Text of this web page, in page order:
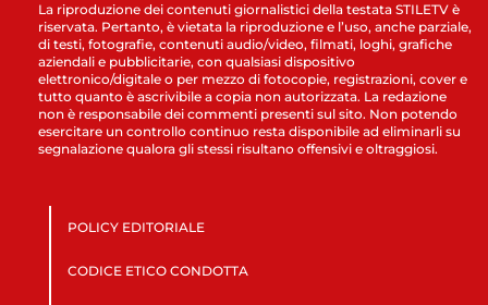
La riproduzione dei contenuti giornalistici della testata STILETV è
riservata. Pertanto, è vietata la riproduzione e l’uso, anche parziale,
di testi, fotografie, contenuti audio/video, filmati, loghi, grafiche
aziendali e pubblicitarie, con qualsiasi dispositivo
elettronico/digitale o per mezzo di fotocopie, registrazioni, cover e
tutto quanto è ascrivibile a copia non autorizzata. La redazione
non è responsabile dei commenti presenti sul sito. Non potendo
esercitare un controllo continuo resta disponibile ad eliminarli su
segnalazione qualora gli stessi risultano offensivi e oltraggiosi.
POLICY EDITORIALE
CODICE ETICO CONDOTTA